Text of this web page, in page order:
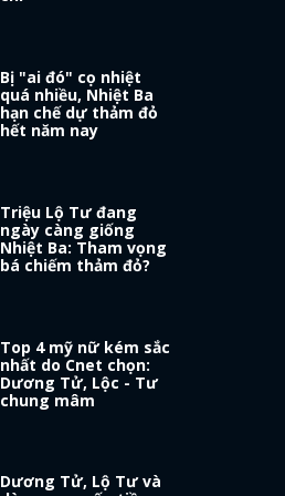
Bị "ai đó" cọ nhiệt
quá nhiều, Nhiệt Ba
hạn chế dự thảm đỏ
hết năm nay
Triệu Lộ Tư đang
ngày càng giống
Nhiệt Ba: Tham vọng
bá chiếm thảm đỏ?
Top 4 mỹ nữ kém sắc
nhất do Cnet chọn:
Dương Tử, Lộc - Tư
chung mâm
Dương Tử, Lộ Tư và